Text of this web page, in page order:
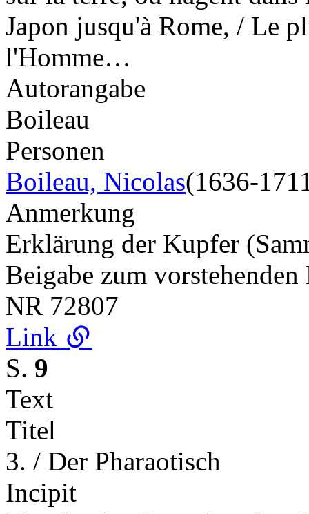
Japon jusqu'à Rome, / Le
l'Homme…
Autorangabe
Boileau
Personen
Boileau, Nicolas(1636-
Anmerkung
Erklärung der Kupfer
Beigabe zum
NR 72807
Link
S. 9
Text
Titel
3. / Der Pharaotisch
Incipit